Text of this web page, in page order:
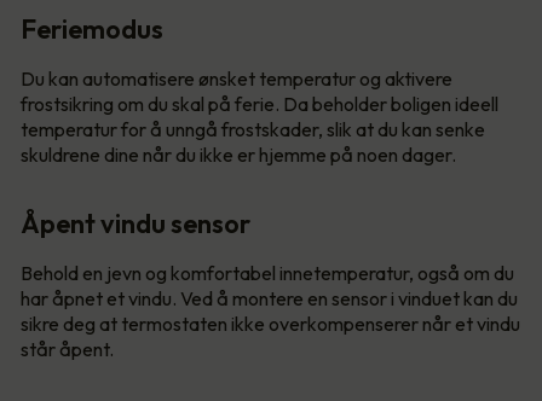
Feriemodus
Du kan automatisere ønsket temperatur og aktivere
frostsikring om du skal på ferie. Da beholder boligen ideell
temperatur for å unngå frostskader, slik at du kan senke
skuldrene dine når du ikke er hjemme på noen dager.
Åpent vindu sensor
Behold en jevn og komfortabel innetemperatur, også om du
har åpnet et vindu. Ved å montere en sensor i vinduet kan du
sikre deg at termostaten ikke overkompenserer når et vindu
står åpent.